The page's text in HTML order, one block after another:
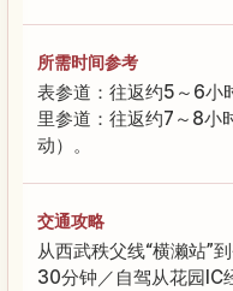
所需时间参考
表参道：往返约5～6小
里参道：往返约7～8小
动）。
交通攻略
从西武秩父线“横濑站”
30分钟／自驾从花园IC